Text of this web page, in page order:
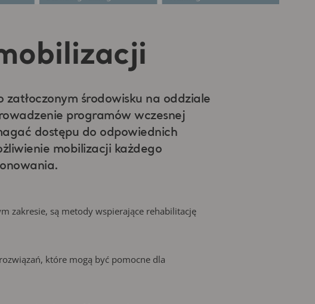
środowisku na oddziale
programów wczesnej
dostępu do odpowiednich
mobilizacji każdego
zakresie, są metody wspierające rehabilitację
które mogą być pomocne dla